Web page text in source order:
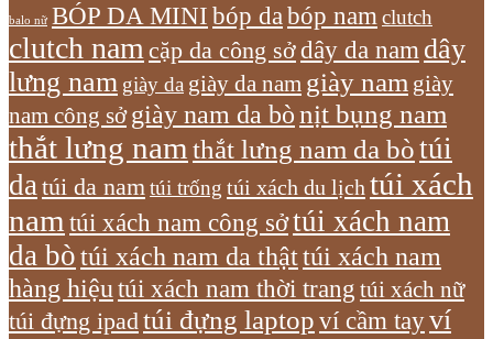
balo nữ BÓP DA MINI bóp dabóp namclutch
clutch namcặp da công sởdây da namdây
lưng nam giày da giày da nam giày nam giày
nam công sở giày nam da bònịt bụng nam
thắt lưng nam thắt lưng nam da bòtúi
datúi da namtúi trống túi xách du lịch túi xách
nam túi xách nam công sởtúi xách nam
da bòtúi xách nam da thậttúi xách nam
hàng hiệu túi xách nam thời trang túi xách nữ
túi đựng ipadtúi đựng laptop ví cầm tayví